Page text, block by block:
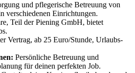
und pflegerische Betreuung von
verschiedenen Einrichtungen.
Teil der Piening GmbH, bietet
Vertrag, ab 25 Euro/Stunde, Urlaubs-
Persönliche Betreuung und
für deinen perfekten Job.